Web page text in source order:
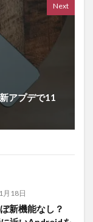
Next
アプデで11
月18日
新機能なし？